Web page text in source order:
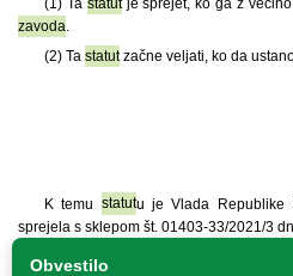
(1) Ta statutje sprejet, ko ga z
zavoda.
(2) Ta statutzačne veljati, ko da
K temu statutu je Vlada Republike
sprejela s sklepom št. 01403-33/2021/3
Priloga: Opis logotipa – zaščitnega
Obvestilo